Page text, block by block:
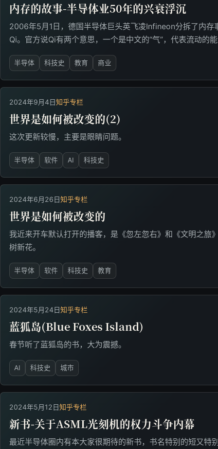
内存的故事-半导体业50年的兴衰浮沉
2006年5月1日，德国半导体巨头英飞凌Infineon分拆了内存
Qi。官方说Qi有两个意思，一个是中文的“气”，代表流动的
半导体 科技史 教育 商业
2024年9月4日知乎专栏
世界是如何被改变的(2)
这次更新较慢，主要是眼睛问题。
半导体 软件 AI 科技史
2024年6月26日知乎专栏
世界是如何被改变的
我近来开车默认打开的播客，是《忽左忽右》和《文明之旅
树新花。
半导体 软件 科技史 教育
2024年5月24日知乎专栏
蓝狐岛(Blue Foxes Island)
春节听了蓝狐岛的书，大为震撼。
AI 科技史 城市
2024年5月12日知乎专栏
新书-关于ASML光刻机的权力斗争内幕
最近半导体圈内有本大家很期待的新书，书名特别的短又特